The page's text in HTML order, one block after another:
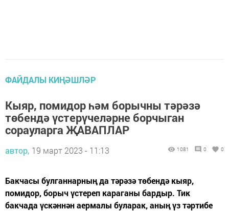
ФАЙДАЛЫ КИҢӘШЛӘР
Кыяр, помидор һәм борычны тәрәзә
төбендә үстерүчеләрне борчыган
сорауларга ҖАВАПЛАР
автор, 19 март 2023 - 11:13 1081 0 0
Бакчасы булганнарның да тәрәзә төбендә кыяр,
помидор, борыч үстереп караганы бардыр. Тик
бакчада үскәннән аермалы буларак, аның үз тәртибе